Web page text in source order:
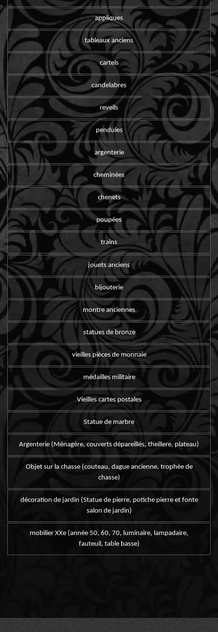
appliques
tableaux anciens
cartels
candelabres
reveils
pendules
argenterie
cheminées
chenets
poupées
trains
jouets anciens
bijouterie
montre anciennes
statues de bronze
vieilles pièces de monnaie
médailles militaire
Vieilles cartes postales
Statue de marbre
Argenterie (Ménagère, couverts dépareillés, theillere, plateau)
Objet sur la chasse (couteau, dague ancienne, trophée de
chasse)
décoration de jardin (Statue de pierre, potiche pierre et fonte
salon de jardin)
mobilier XXe (année 50, 60, 70, luminaire, lampadaire,
fauteuil, table basse)